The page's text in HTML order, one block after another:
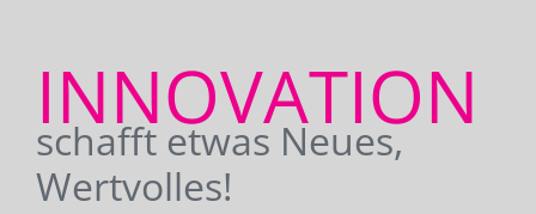
INNOVATION
schafft etwas Neues,
Wertvolles!